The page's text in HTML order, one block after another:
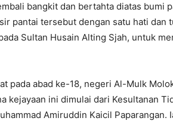
bangkit dan bertahta diatas bumi
pantai tersebut dengan satu hati dan
Sultan Husain Alting Sjah, untuk
pada abad ke-18, negeri Al-Mulk
kejayaan ini dimulai dari Kesultanan
Amiruddin Kaicil Paparangan.